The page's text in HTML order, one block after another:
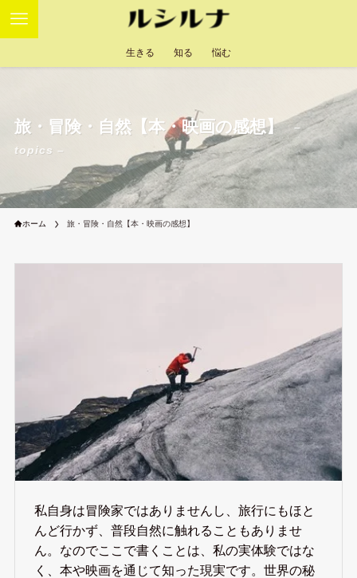
生きる 知る 悩む
旅・冒険・自然【本・映画の感想】
–
topics –
ホーム 旅・冒険・自然【本・映画の感想】
私自身は冒険家ではありませんし、旅行にもほと
んど行かず、普段自然に触れることもありませ
ん。なのでここで書くことは、私の実体験ではな
く、本や映画を通じて知った現実です。世界の秘